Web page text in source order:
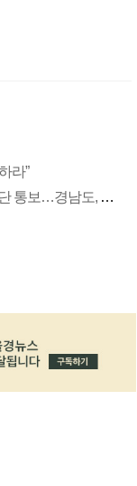
라”
마산로봇랜드 민간업자 테마파크 운영 중단 통보…경남도, 비상운영 체제 돌입